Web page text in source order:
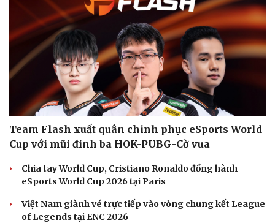
Team Flash xuất quân chinh phục eSports World
Cup với mũi đinh ba HOK-PUBG-Cờ vua
Chia tay World Cup, Cristiano Ronaldo đồng hành
eSports World Cup 2026 tại Paris
Việt Nam giành vé trực tiếp vào vòng chung kết League
of Legends tại ENC 2026